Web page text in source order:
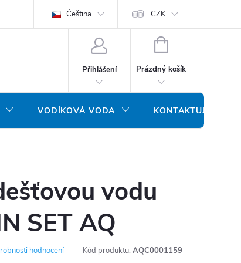
OCHRANA OSOBNÍCH ÚDAJŮ NÁŠ SLOVENSKÝ E-
Čeština CZK
Přihlášení
NÁKUPNÍ
Prázdný košík
VODÍKOVÁ VODA KONTAKTUJTE NÁS
vodu
SET AQ
hodnocení Kód produktu: AQC0001159